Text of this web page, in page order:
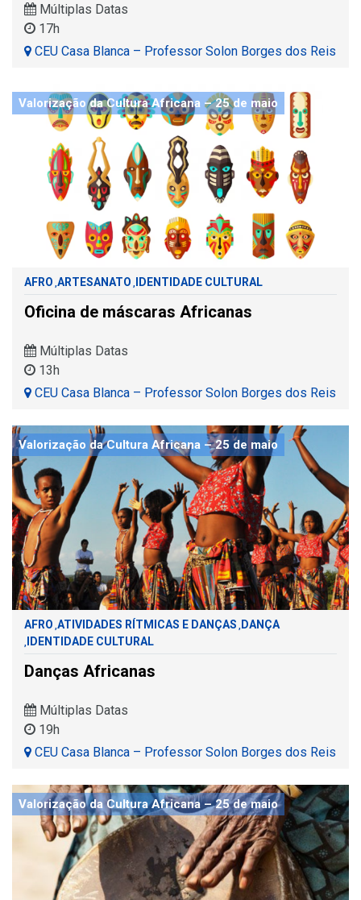
Múltiplas Datas
17h
CEU Casa Blanca – Professor Solon Borges dos Reis
Valorização da Cultura Africana – 25 de maio
AFRO ,ARTESANATO , IDENTIDADE CULTURAL
Oficina de máscaras Africanas
Múltiplas Datas
13h
CEU Casa Blanca – Professor Solon Borges dos Reis
Valorização da Cultura Africana – 25 de maio
AFRO ATIVIDADES RÍTMICAS E DANÇAS DANÇA
IDENTIDADE CULTURAL
Danças Africanas
Múltiplas Datas
19h
CEU Casa Blanca – Professor Solon Borges dos Reis
Valorização da Cultura Africana – 25 de maio